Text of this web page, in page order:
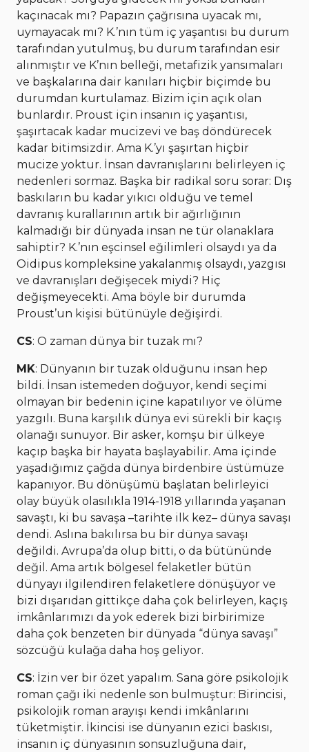
kaçınacak mı? Papazın çağrısına uyacak mı,
uymayacak mı? K.’nın tüm iç yaşantısı bu durum
tarafından yutulmuş, bu durum tarafından esir
alınmıştır ve K’nın belleği, metafizik yansımaları
ve başkalarına dair kanıları hiçbir biçimde bu
durumdan kurtulamaz. Bizim için açık olan
bunlardır. Proust için insanın iç yaşantısı,
şaşırtacak kadar mucizevi ve baş döndürecek
kadar bitimsizdir. Ama K.’yı şaşırtan hiçbir
mucize yoktur. İnsan davranışlarını belirleyen iç
nedenleri sormaz. Başka bir radikal soru sorar: Dış
baskıların bu kadar yıkıcı olduğu ve temel
davranış kurallarının artık bir ağırlığının
kalmadığı bir dünyada insan ne tür olanaklara
sahiptir? K.’nın eşcinsel eğilimleri olsaydı ya da
Oidipus kompleksine yakalanmış olsaydı, yazgısı
ve davranışları değişecek miydi? Hiç
değişmeyecekti. Ama böyle bir durumda
Proust’un kişisi bütünüyle değişirdi.
CS: O zaman dünya bir tuzak mı?
MK: Dünyanın bir tuzak olduğunu insan hep
bildi. İnsan istemeden doğuyor, kendi seçimi
olmayan bir bedenin içine kapatılıyor ve ölüme
yazgılı. Buna karşılık dünya evi sürekli bir kaçış
olanağı sunuyor. Bir asker, komşu bir ülkeye
kaçıp başka bir hayata başlayabilir. Ama içinde
yaşadığımız çağda dünya birdenbire üstümüze
kapanıyor. Bu dönüşümü başlatan belirleyici
olay büyük olasılıkla 1914-1918 yıllarında yaşanan
savaştı, ki bu savaşa –tarihte ilk kez– dünya savaşı
dendi. Aslına bakılırsa bu bir dünya savaşı
değildi. Avrupa’da olup bitti, o da bütününde
değil. Ama artık bölgesel felaketler bütün
dünyayı ilgilendiren felaketlere dönüşüyor ve
bizi dışarıdan gittikçe daha çok belirleyen, kaçış
imkânlarımızı da yok ederek bizi birbirimize
daha çok benzeten bir dünyada “dünya savaşı”
sözcüğü kulağa daha hoş geliyor.
CS: İzin ver bir özet yapalım. Sana göre psikolojik
roman çağı iki nedenle son bulmuştur: Birincisi,
psikolojik roman arayışı kendi imkânlarını
tüketmiştir. İkincisi ise dünyanın ezici baskısı,
insanın iç dünyasının sonsuzluğuna dair,